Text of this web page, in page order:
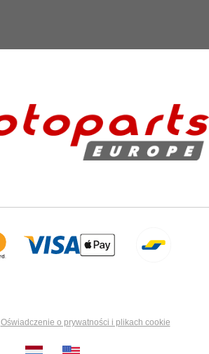
Oświadczenie o prywatności i plikach cookie